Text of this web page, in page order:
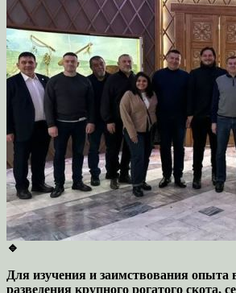
🔹
Для изучения и заимствования опыта
разведения крупного рогатого скота,